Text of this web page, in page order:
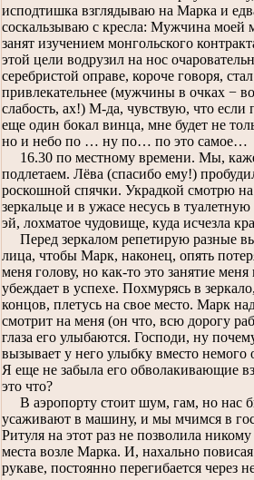
исподтишка взглядываю на Марка и
соскальзываю с кресла: Мужчина моей
занят изучением монгольского
этой цели водрузил на нос
серебристой оправе, короче говоря,
привлекательнее (мужчины в очках −
слабость, ах!) М-да, чувствую, что если
еще один бокал винца, мне будет не
но и небо по … ну по… по это самое…
16.30 по местному времени. Мы,
подлетаем. Лёва (спасибо ему!)
роскошной спячки. Украдкой смотрю на
зеркальце и в ужасе несусь в
эй, лохматое чудовище, куда исчезла
Перед зеркалом репетирую разные
лица, чтобы Марк, наконец, опять
меня голову, но как-то это занятие меня
убеждает в успехе. Похмурясь в
концов, плетусь на свое место. Марк
смотрит на меня (он что, всю дорогу
глаза его улыбаются. Господи, ну
вызывает у него улыбку вместо немого
Я еще не забыла его обволакивающие
это что?
В аэропорту стоит шум, гам, но нас
усаживают в машину, и мы мчимся в
Ритуля на этот раз не позволила
места возле Марка. И, нахально
рукаве, постоянно перегибается через